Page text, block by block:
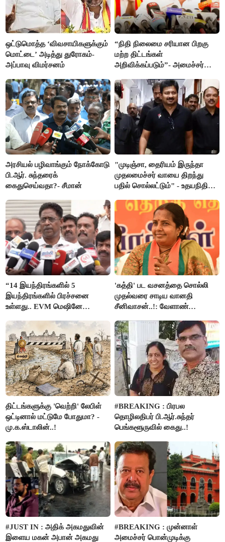
ஒட்டுமொத்த ‘விவசாயிகளுக்கும்
மொட்டை’ அடித்து துரோகம்-
அப்பாவு விமர்சனம்
“நிதி நிலைமை சரியான பிறகு
மற்ற திட்டங்கள்
அறிவிக்கப்படும்”- அமைச்சர்
அரசியல் பழிவாங்கும் நோக்கோடு
பி.ஆர். சுந்தரைக்
கைதுசெய்வதா?- சீமான்
"முடிஞ்சா, தைரியம் இருந்தா
முதலமைச்சர் வாயை திறந்து
பதில் சொல்லட்டும்" - உதயநிதி
“14 இயந்திரங்களில் 5
இயந்திரங்களில் பிரச்சனை
உள்ளது.. EVM மெஷினே
இளங்கோ
'கத்தி' பட வசனத்தை சொல்லி
முதல்வரை சாடிய வானதி
சீனிவாசன்..!: வேளாண்
எதிர்ப்பு!
திட்டங்களுக்கு 'வெற்றி' லேபிள்
ஒட்டினால் மட்டுமே போதுமா? -
மு.க.ஸ்டாலின்..!
#BREAKING : பிரபல
தொழிலதிபர் பி.ஆர்.சுந்தர்
பெங்களூருவில் கைது..!
#JUST IN : அதிக் அகமதுவின்
இளைய மகன் அபான் அகமது
#BREAKING : முன்னாள்
அமைச்சர் பொன்முடிக்கு